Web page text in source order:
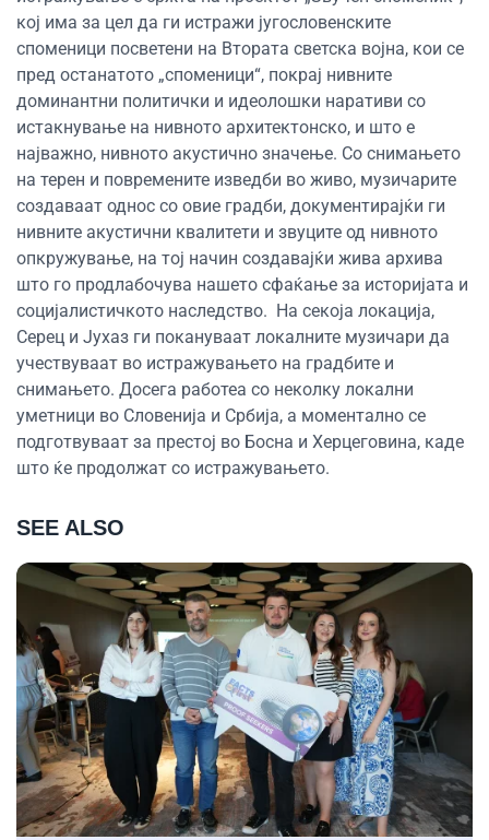
кој има за цел да ги истражи југословенските
споменици посветени на Втората светска војна, кои се
пред останатото „споменици“, покрај нивните
доминантни политички и идеолошки наративи со
истакнување на нивното архитектонско, и што е
најважно, нивното акустично значење. Со снимањето
на терен и повремените изведби во живо, музичарите
создаваат однос со овие градби, документирајќи ги
нивните акустични квалитети и звуците од нивното
опкружување, на тој начин создавајќи жива архива
што го продлабочува нашето сфаќање за историјата и
социјалистичкото наследство. На секоја локација,
Серец и Јухаз ги покануваат локалните музичари да
учествуваат во истражувањето на градбите и
снимањето. Досега работеа со неколку локални
уметници во Словенија и Србија, а моментално се
подготвуваат за престој во Босна и Херцеговина, каде
што ќе продолжат со истражувањето.
SEE ALSO